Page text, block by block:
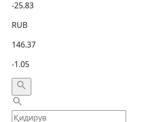
-25.83
RUB
146.37
-1.05